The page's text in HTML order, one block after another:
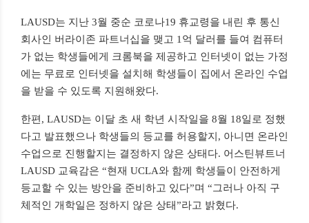
LAUSD는 지난 3월 중순 코로나19 휴교령을 내린 후 통신
회사인 버라이존 파트너십을 맺고 1억 달러를 들여 컴퓨터
가 없는 학생들에게 크롬북을 제공하고 인터넷이 없는 가정
에는 무료로 인터넷을 설치해 학생들이 집에서 온라인 수업
을 받을 수 있도록 지원해왔다.
한편, LAUSD는 이달 초 새 학년 시작일을 8월 18일로 정했
다고 발표했으나 학생들의 등교를 허용할지, 아니면 온라인
수업으로 진행할지는 결정하지 않은 상태다. 어스틴뷰트너
LAUSD 교육감은 “현재 UCLA와 함께 학생들이 안전하게
등교할 수 있는 방안을 준비하고 있다”며 “그러나 아직 구
체적인 개학일은 정하지 않은 상태”라고 밝혔다.